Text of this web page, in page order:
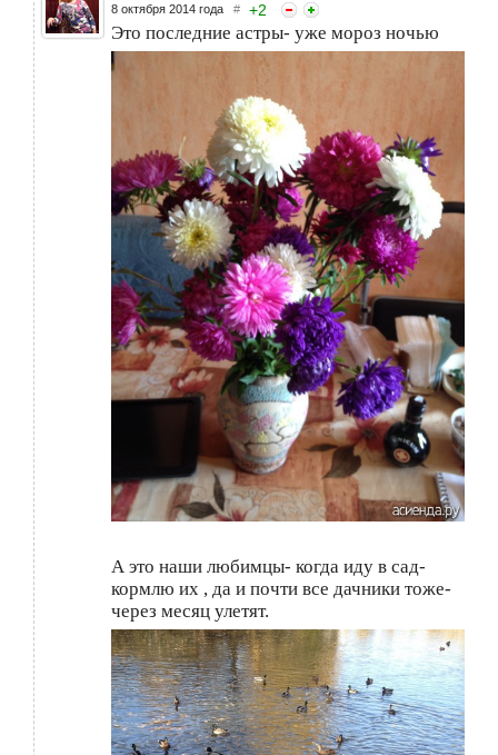
8 октября 2014 года # +2
Это последние астры- уже мороз ночью
А это наши любимцы- когда иду в сад-
кормлю их , да и почти все дачники тоже-
через месяц улетят.